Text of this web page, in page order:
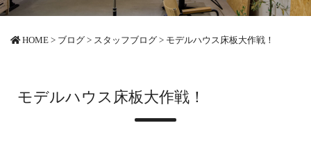
HOME > ブログ > スタッフブログ > モデルハウス床板大作戦！
モデルハウス床板大作戦！